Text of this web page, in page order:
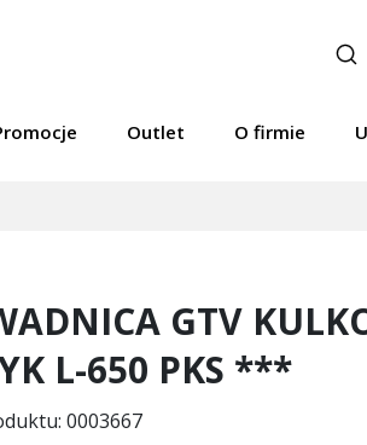
Outlet O firmie
GTV
L-650 PKS ***
0003667